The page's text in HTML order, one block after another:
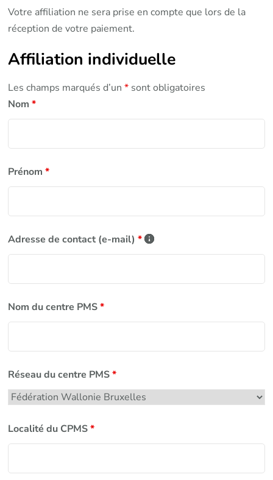
Votre affiliation ne sera prise en compte que lors de la
réception de votre paiement.
Affiliation individuelle
Les champs marqués d’un* sont obligatoires
Nom*
Prénom*
Adresse de contact (e-mail)*
Nom du centre PMS*
Réseau du centre PMS*
Localité du CPMS*